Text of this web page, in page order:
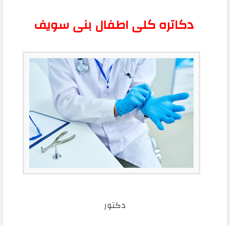
دكاتره كلى اطفال بنى سويف
دكتور